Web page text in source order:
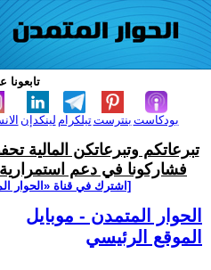
تابعونا
لينكدإن تيلكرامبنترست بودكاست
تبرعاتكم وتبرعاتكن المالية
فشاركونا في دعم استمرارية
[اشترك في قناة ‫«الحوار
الحوار المتمدن - موبايل
الموقع الرئيسي